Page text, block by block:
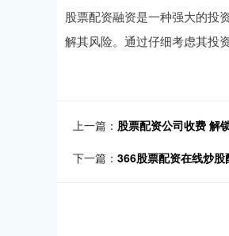
股票配资融资是一种强大的投
解其风险。通过仔细考虑其投
上一篇： 股票配资公司收费 解
下一篇： 366股票配资在线炒